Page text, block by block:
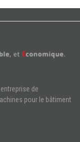
de
pour le bâtiment